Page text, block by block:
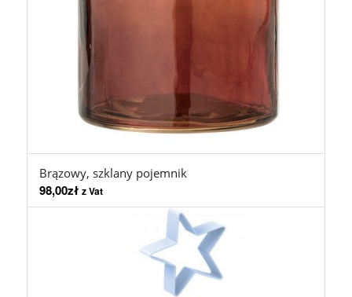
Brązowy, szklany pojemnik
98,00zł z Vat